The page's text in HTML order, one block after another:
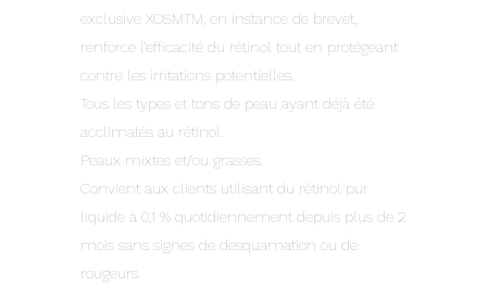
exclusive XOSMTM, en instance de brevet,
renforce l’efficacité du rétinol tout en protégeant
contre les irritations potentielles.
Tous les types et tons de peau ayant déjà été
acclimatés au rétinol.
Peaux mixtes et/ou grasses.
Convient aux clients utilisant du rétinol pur
liquide à 0,1 % quotidiennement depuis plus de 2
mois sans signes de desquamation ou de
rougeurs.